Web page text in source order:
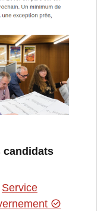
candidats
Service